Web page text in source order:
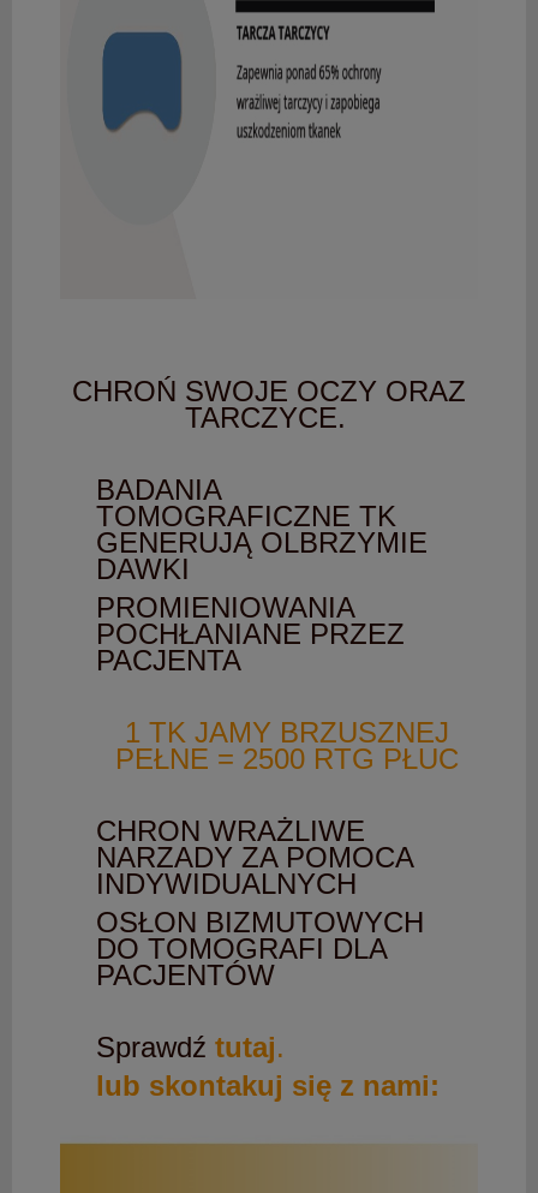
CHROŃ SWOJE OCZY ORAZ
TARCZYCE.
BADANIA
TOMOGRAFICZNE TK
GENERUJĄ OLBRZYMIE
DAWKI
PROMIENIOWANIA
POCHŁANIANE PRZEZ
PACJENTA
1 TK JAMY BRZUSZNEJ
PEŁNE = 2500 RTG PŁUC
CHRON WRAŻLIWE
NARZADY ZA POMOCA
INDYWIDUALNYCH
OSŁON BIZMUTOWYCH
DO TOMOGRAFI DLA
PACJENTÓW
Sprawdź tutaj.
lub skontakuj się z nami: